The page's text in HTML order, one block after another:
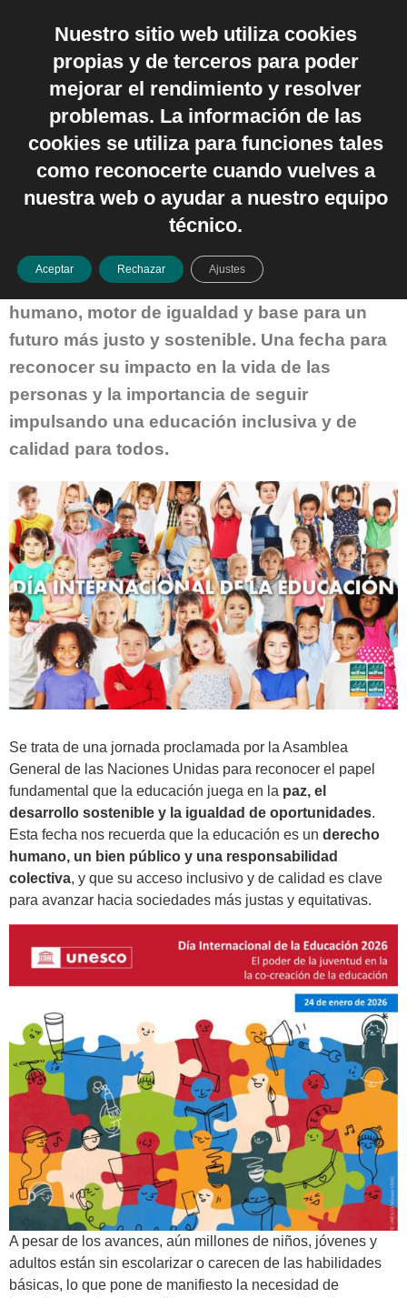
Español
enero 22, 2026
Día Internacional de la
Educación 2026
El 24 de enero, Día Internacional de la
Educación, nos invita a reflexionar sobre el
papel esencial de la educación como derecho
humano, motor de igualdad y base para un
futuro más justo y sostenible. Una fecha para
reconocer su impacto en la vida de las
personas y la importancia de seguir
impulsando una educación inclusiva y de
calidad para todos.
Se trata de una jornada proclamada por la Asamblea
General de las Naciones Unidas para reconocer el papel
fundamental que la educación juega en la paz, el
desarrollo sostenible y la igualdad de oportunidades.
Esta fecha nos recuerda que la educación es un derecho
humano, un bien público y una responsabilidad
colectiva, y que su acceso inclusivo y de calidad es clave
para avanzar hacia sociedades más justas y equitativas.
A pesar de los avances, aún millones de niños, jóvenes y
adultos están sin escolarizar o carecen de las habilidades
básicas, lo que pone de manifiesto la necesidad de
Nuestro sitio web utiliza cookies
propias y de terceros para poder
mejorar el rendimiento y resolver
problemas. La información de las
cookies se utiliza para funciones tales
como reconocerte cuando vuelves a
nuestra web o ayudar a nuestro equipo
técnico.
Aceptar Rechazar Ajustes